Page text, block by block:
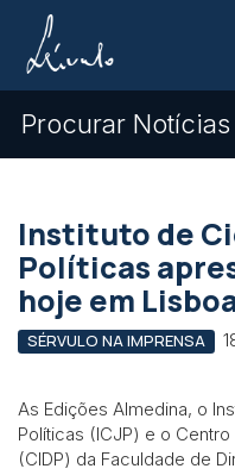
Procurar Notícias
Instituto de
Políticas
hoje em
SÉRVULO NA IMPRENSA
As Edições Almedina, o
Políticas (ICJP) e o
(CIDP) da Faculdade de